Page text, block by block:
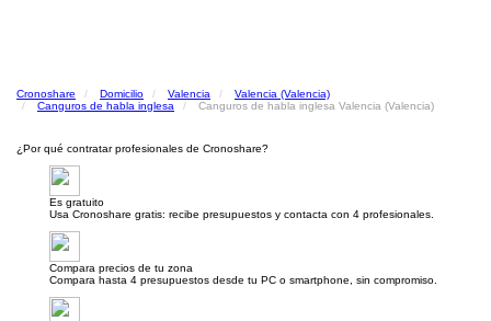
Cronoshare Domicilio Valencia
Valencia (Valencia)
Canguros de habla inglesa
Canguros de habla inglesa Valencia (Valencia)
¿Por qué contratar profesionales de Cronoshare?
Es gratuito
Usa Cronoshare gratis: recibe presupuestos y contacta con 4 profesionales.
Compara precios de tu zona
Compara hasta 4 presupuestos desde tu PC o smartphone, sin compromiso.